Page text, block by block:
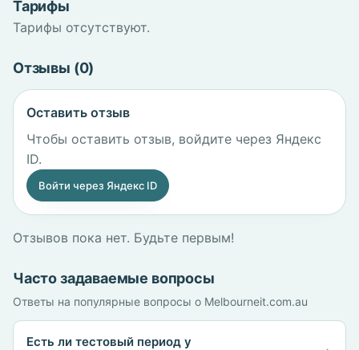
Тарифы
Тарифы отсутствуют.
Отзывы (0)
Оставить отзыв
Чтобы оставить отзыв, войдите через Яндекс
ID.
Войти через Яндекс ID
Отзывов пока нет. Будьте первым!
Часто задаваемые вопросы
Ответы на популярные вопросы о Melbourneit.com.au
Есть ли тестовый период у